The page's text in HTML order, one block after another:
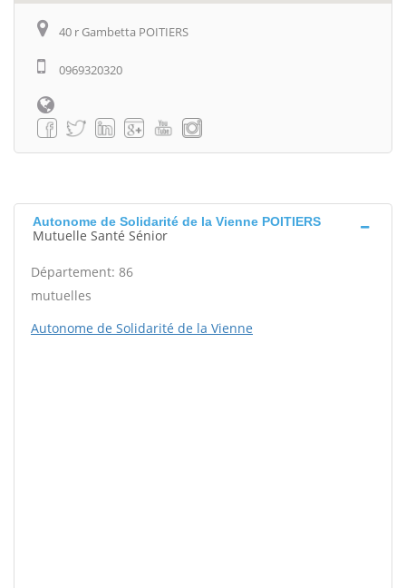
40 r Gambetta POITIERS
0969320320
Autonome de Solidarité de la Vienne POITIERS
Mutuelle Santé Sénior
Département: 86
mutuelles
Autonome de Solidarité de la Vienne